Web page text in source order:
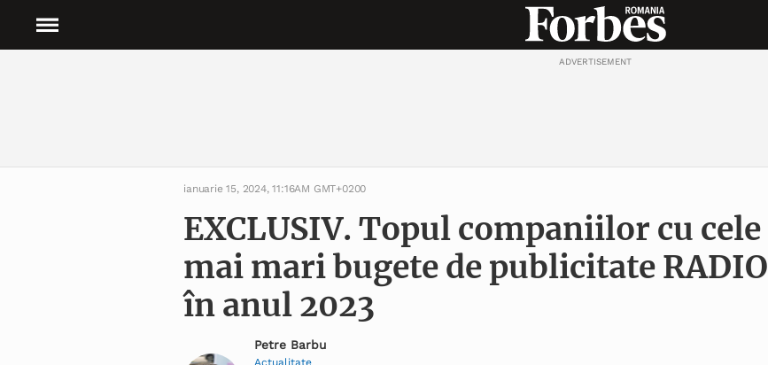
ADVERTISEMENT
ianuarie 15, 2024, 11:16AM GMT+0200
EXCLUSIV. Topul companiilor cu cele
mai mari bugete de publicitate RADIO
în anul 2023
Petre Barbu
Actualitate